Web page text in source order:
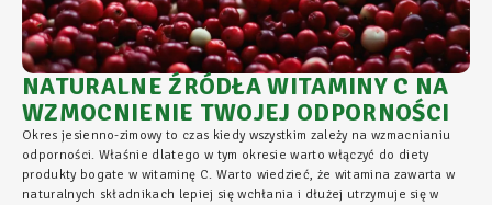
NATURALNE ŹRÓDŁA WITAMINY C NA
WZMOCNIENIE TWOJEJ ODPORNOŚCI
Okres jesienno-zimowy to czas kiedy wszystkim zależy na wzmacnianiu
odporności. Właśnie dlatego w tym okresie warto włączyć do diety
produkty bogate w witaminę C. Warto wiedzieć, że witamina zawarta w
naturalnych składnikach lepiej się wchłania i dłużej utrzymuje się w